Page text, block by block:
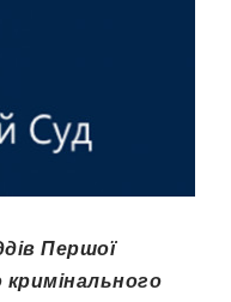
Першої
кримінального